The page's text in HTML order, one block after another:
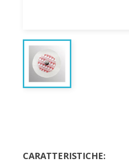
CARATTERISTICHE: